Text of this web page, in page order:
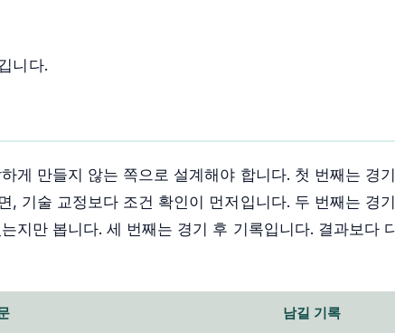
니다.
게 만들지 않는 쪽으로 설계해야 합니다. 첫 번째는 경
기술 교정보다 조건 확인이 먼저입니다. 두 번째는 경
지만 봅니다. 세 번째는 경기 후 기록입니다. 결과보다
남길 기록